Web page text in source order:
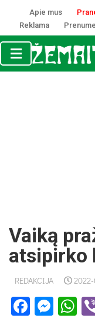
Apie mus
Reklama
Vaiką
atsipirko
REDAKCIJA